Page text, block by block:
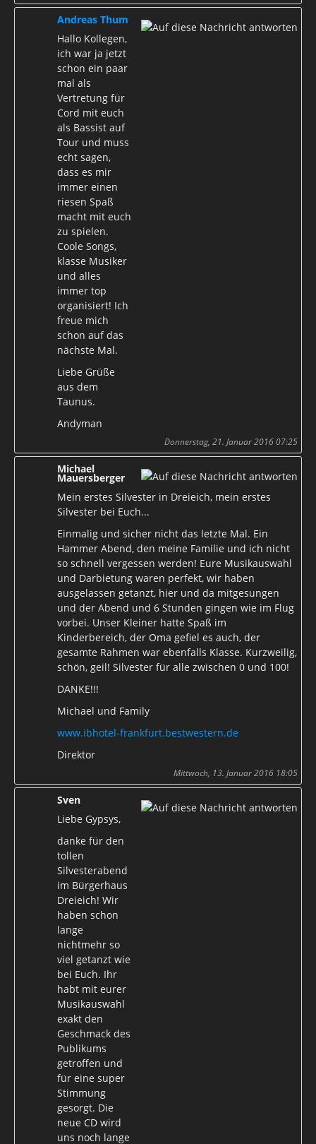
Andreas Thum
Hallo Kollegen,
ich war ja jetzt
schon ein paar
mal als
Vertretung für
Cord mit euch
als Bassist auf
Tour und muss
echt sagen,
dass es mir
immer einen
riesen Spaß
macht mit euch
zu spielen.
Coole Songs,
klasse Musiker
und alles
immer top
organisiert! Ich
freue mich
schon auf das
nächste Mal.
Liebe Grüße
aus dem
Taunus.
Andyman
Donnerstag, 21. Januar 2016 07:25
Michael
Mauersberger
Mein erstes Silvester in Dreieich, mein erstes
Silvester bei Euch...
Einmalig und sicher nicht das letzte Mal. Ein
Hammer Abend, den meine Familie und ich nicht
so schnell vergessen werden! Eure Musikauswahl
und Darbietung waren perfekt, wir haben
ausgelassen getanzt, hier und da mitgesungen
und der Abend und 6 Stunden gingen wie im Flug
vorbei. Unser Kleiner hatte Spaß im
Kinderbereich, der Oma gefiel es auch, der
gesamte Rahmen war ebenfalls Klasse. Kurzweilig,
schön, geil! Silvester für alle zwischen 0 und 100!
DANKE!!!
Michael und Family
www.ibhotel-frankfurt.bestwestern.de
Direktor
Mittwoch, 13. Januar 2016 18:05
Sven
Liebe Gypsys,
danke für den
tollen
Silvesterabend
im Bürgerhaus
Dreieich! Wir
haben schon
lange
nichtmehr so
viel getanzt wie
bei Euch. Ihr
habt mit eurer
Musikauswahl
exakt den
Geschmack des
Publikums
getroffen und
für eine super
Stimmung
gesorgt. Die
neue CD wird
uns noch lange